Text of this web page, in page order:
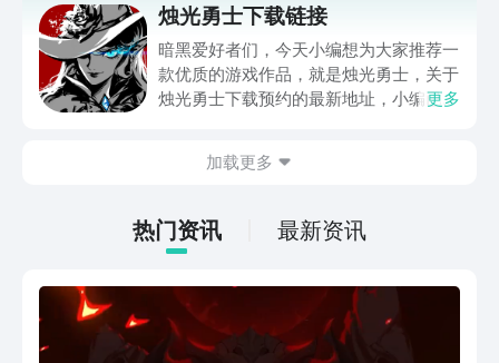
分享给对这款游戏感兴趣的玩家，大家可
以在游戏中感受到最愉快的氛围，并且还
有很多故事情节可以体验哦。
烛光勇士下载链接
暗黑爱好者们，今天小编想为大家推荐一
款优质的游戏作品，就是烛光勇士，关于
烛光勇士下载预约的最新地址，小编已经
款游戏作品不仅拥有更加精美的暗黑风
决模式创作上融入了很多的创新性元素，
让很多玩家在上手的几分钟当中就爱上
更多
加载更多
热门资讯 最新资讯